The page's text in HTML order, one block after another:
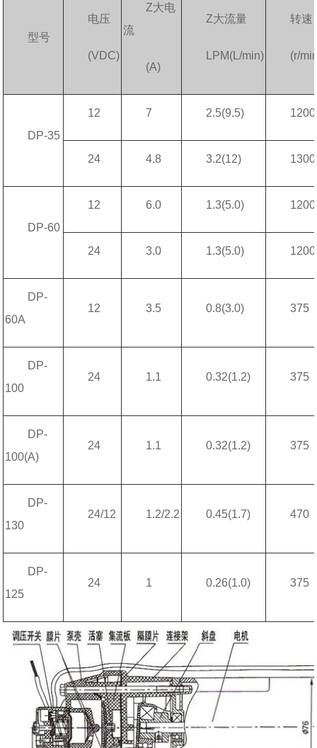
型号
电压
(VDC)
Z大电
流
(A)
Z大流量
LPM(L/min)
转速
(r/
DP-35
12 7 2.5(9.5) 1200
24 4.8 3.2(12) 1300
DP-60
12 6.0 1.3(5.0) 1200
24 3.0 1.3(5.0) 1200
DP-
60A
12 3.5 0.8(3.0) 375
DP-
100
24 1.1 0.32(1.2) 375
DP-
100(A)
24 1.1 0.32(1.2) 375
DP-
130
24/12 1.2/2.2 0.45(1.7) 470
DP-
125
24 1 0.26(1.0) 375